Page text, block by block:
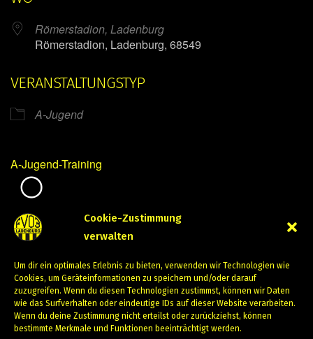
Cookie-Zustimmung
verwalten
Um dir ein optimales Erlebnis zu bieten, verwenden wir Technologien wie
Cookies, um Geräteinformationen zu speichern und/oder darauf
zuzugreifen. Wenn du diesen Technologien zustimmst, können wir Daten
wie das Surfverhalten oder eindeutige IDs auf dieser Website verarbeiten.
Wenn du deine Zustimmung nicht erteilst oder zurückziehst, können
bestimmte Merkmale und Funktionen beeinträchtigt werden.
Römerstadion, Ladenburg
Römerstadion, Ladenburg, 68549
VERANSTALTUNGSTYP
A-Jugend
A-Jugend-Training
Februar 19, 2024
PREVIOUS